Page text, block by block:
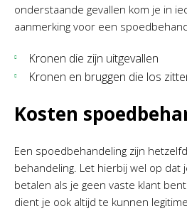
onderstaande gevallen kom je in
aanmerking voor een
Kronen die zijn uitgevallen
Kronen en bruggen die los
Kosten
Een spoedbehandeling zijn
behandeling. Let hierbij wel op dat
betalen als je geen vaste klant
dient je ook altijd te kunnen